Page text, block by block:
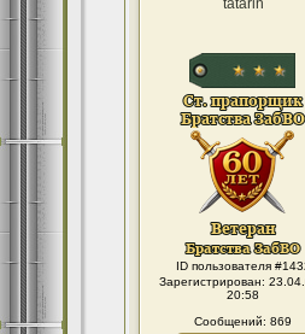
tatarin
ID пользователя
Зарегистрирован:
20:58
Сообщений: 869